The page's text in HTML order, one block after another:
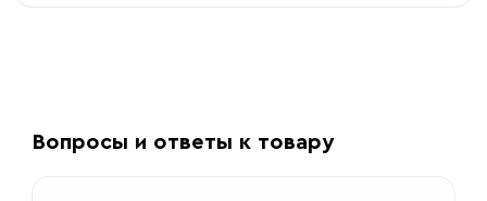
Вопросы и ответы к товару